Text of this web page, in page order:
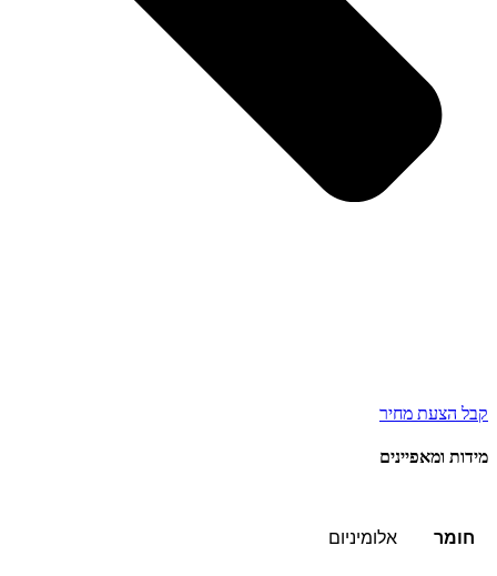
קבל הצעת מחיר
מידות ומאפיינים
חומר אלומיניום